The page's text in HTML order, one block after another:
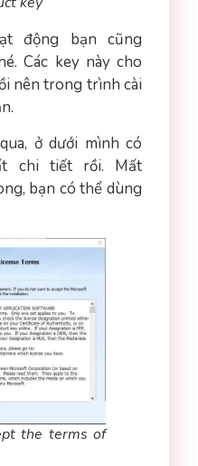
động bạn cũng
Các key này cho
nên trong trình cài
ở dưới mình có
chi tiết rồi. Mất
bạn có thể dùng
the terms of